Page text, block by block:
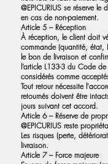
@EPICURIUS se réserve
en cas de non-paiement.
Article 5 – Réception
À réception, le client doit
commande (quantité, état,
le bon de livraison et
l’article L133-3 du Code
considérés comme
Tout retour nécessite
retournés doivent être
jours suivant cet accord.
Article 6 – Réserve de
@EPICURIUS reste
Les risques (perte,
livraison.
Article 7 – Force majeure